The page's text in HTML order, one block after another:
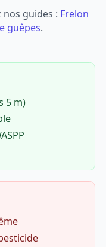
nos guides : Frelon
guêpes.
5 m)